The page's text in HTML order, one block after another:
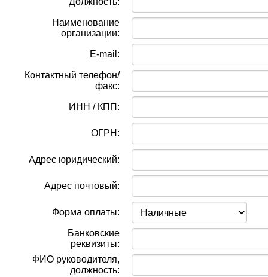
Наименование
организации:
E-mail:
Контактный телефон/
факс:
ИНН / КПП:
ОГРН:
Адрес юридический:
Адрес почтовый:
Форма оплаты:
Банковские
реквизиты:
ФИО руководителя,
должность: